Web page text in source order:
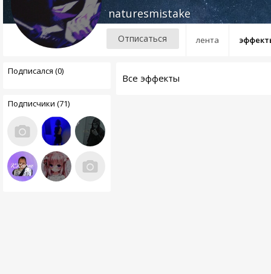
лента
naturesmistake
Отписаться
Подписался (0)
Подписчики (71)
Все эффекты